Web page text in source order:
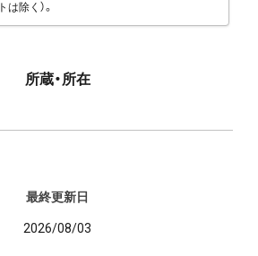
トは除く）。
所蔵・所在
最終更新日
2026/08/03